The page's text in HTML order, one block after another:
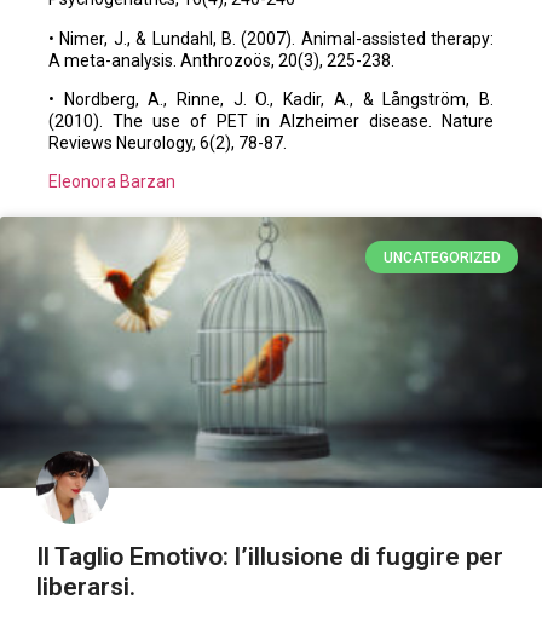
• Nimer, J., & Lundahl, B. (2007). Animal-assisted therapy:
A meta-analysis. Anthrozoös, 20(3), 225-238.
• Nordberg, A., Rinne, J. O., Kadir, A., & Långström, B.
(2010). The use of PET in Alzheimer disease. Nature
Reviews Neurology, 6(2), 78-87.
Eleonora Barzan
UNCATEGORIZED
Il Taglio Emotivo: l’illusione di fuggire per
liberarsi.